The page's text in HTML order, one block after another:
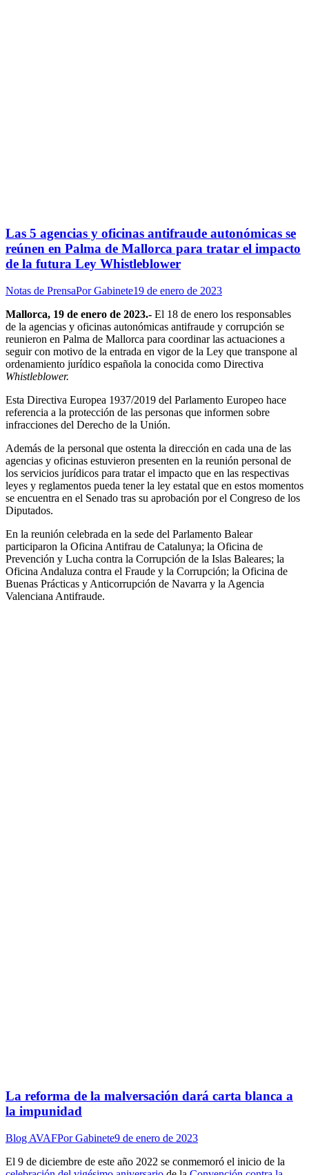
Las 5 agencias y oficinas antifraude autonómicas se
reúnen en Palma de Mallorca para tratar el impacto
de la futura Ley Whistleblower
Notas de PrensaPorGabinete19 de enero de 2023
Mallorca, 19 de enero de 2023.- El 18 de enero los responsables
de la agencias y oficinas autonómicas antifraude y corrupción se
reunieron en Palma de Mallorca para coordinar las actuaciones a
seguir con motivo de la entrada en vigor de la Ley que transpone al
ordenamiento jurídico española la conocida como Directiva
Whistleblower.
Esta Directiva Europea 1937/2019 del Parlamento Europeo hace
referencia a la protección de las personas que informen sobre
infracciones del Derecho de la Unión.
Además de la personal que ostenta la dirección en cada una de las
agencias y oficinas estuvieron presenten en la reunión personal de
los servicios jurídicos para tratar el impacto que en las respectivas
leyes y reglamentos pueda tener la ley estatal que en estos momentos
se encuentra en el Senado tras su aprobación por el Congreso de los
Diputados.
En la reunión celebrada en la sede del Parlamento Balear
participaron la Oficina Antifrau de Catalunya; la Oficina de
Prevención y Lucha contra la Corrupción de la Islas Baleares; la
Oficina Andaluza contra el Fraude y la Corrupción; la Oficina de
Buenas Prácticas y Anticorrupción de Navarra y la Agencia
Valenciana Antifraude.
La reforma de la malversación dará carta blanca a
la impunidad
Blog AVAFPorGabinete9 de enero de 2023
El 9 de diciembre de este año 2022 se conmemoró el inicio de la